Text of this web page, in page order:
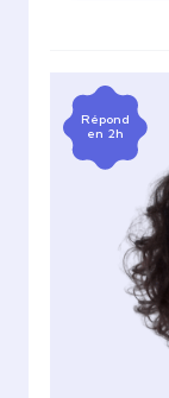
Répond
en 2h